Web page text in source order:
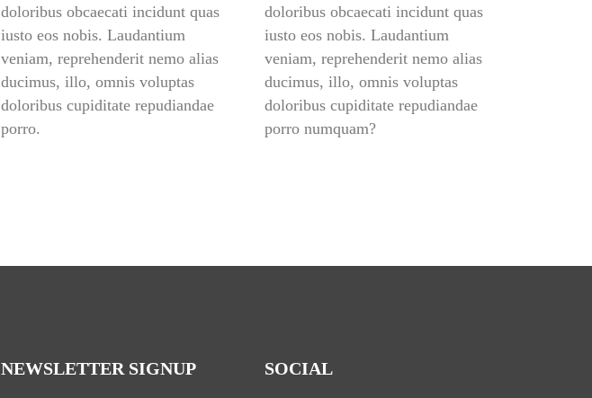
doloribus obcaecati incidunt quas
iusto eos nobis. Laudantium
veniam, reprehenderit nemo alias
ducimus, illo, omnis voluptas
doloribus cupiditate repudiandae
porro.
doloribus obcaecati incidunt quas
iusto eos nobis. Laudantium
veniam, reprehenderit nemo alias
ducimus, illo, omnis voluptas
doloribus cupiditate repudiandae
porro numquam?
NEWSLETTER SIGNUP SOCIAL